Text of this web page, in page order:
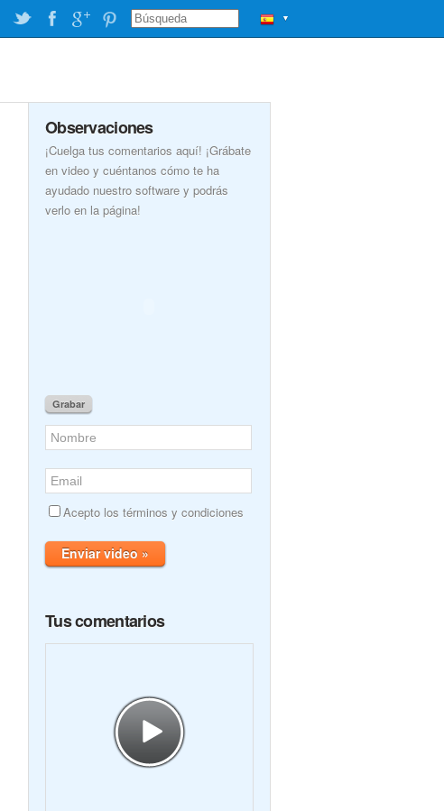
▼
Observaciones
¡Cuelga tus comentarios aquí! ¡Grábate
en video y cuéntanos cómo te ha
ayudado nuestro software y podrás
verlo en la página!
Grabar
Acepto los términos y condiciones
Enviar video »
Tus comentarios